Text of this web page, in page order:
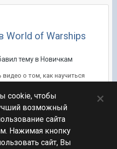
World of Warships
тему в Новичкам
о том, как научиться
учесть, что данное видео
ответов
cookie, чтобы
возможный
сайта
Нажимая кнопку
сайт, Вы
×